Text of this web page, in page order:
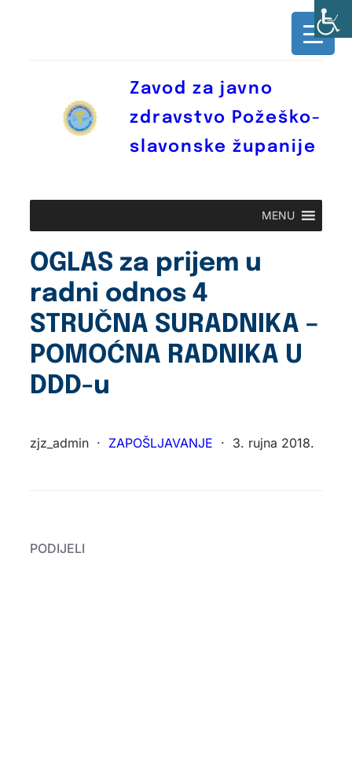
Zavod za javno
zdravstvo Požeško-
slavonske županije
MENU
OGLAS za prijem u
radni odnos 4
STRUČNA SURADNIKA –
POMOĆNA RADNIKA U
DDD-u
zjz_admin · ZAPOŠLJAVANJE · 3. rujna 2018.
PODIJELI